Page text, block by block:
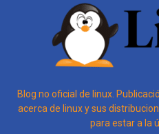
Blog no oficial de linux.
acerca de linux y sus
para estar a la